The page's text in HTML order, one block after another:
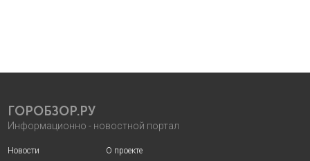
ГОРОБЗОР.РУ
Информационно - новостной портал
Новости
О проекте